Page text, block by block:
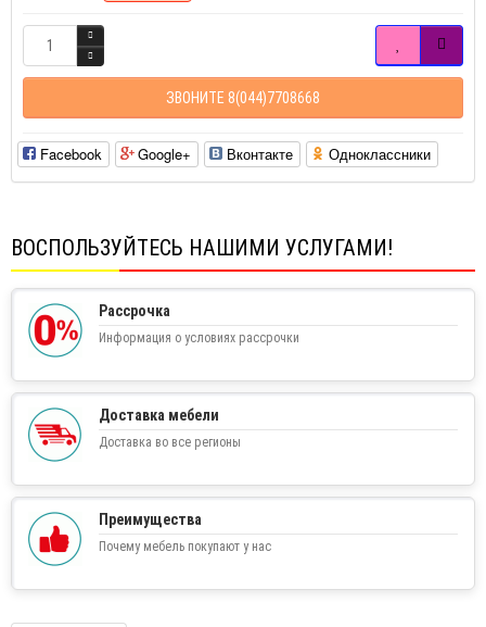
ЗВОНИТЕ 8(044)7708668
Facebook Google+ Вконтакте Одноклассники
ВОСПОЛЬЗУЙТЕСЬ НАШИМИ УСЛУГАМИ!
Рассрочка
Информация о условиях рассрочки
Доставка мебели
Доставка во все регионы
Преимущества
Почему мебель покупают у нас